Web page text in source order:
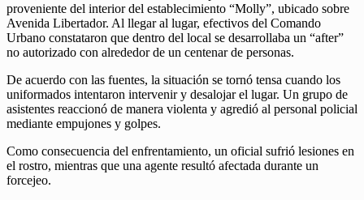
proveniente del interior del establecimiento “Molly”, ubicado sobre
Avenida Libertador. Al llegar al lugar, efectivos del Comando
Urbano constataron que dentro del local se desarrollaba un “after”
no autorizado con alrededor de un centenar de personas.
De acuerdo con las fuentes, la situación se tornó tensa cuando los
uniformados intentaron intervenir y desalojar el lugar. Un grupo de
asistentes reaccionó de manera violenta y agredió al personal policial
mediante empujones y golpes.
Como consecuencia del enfrentamiento, un oficial sufrió lesiones en
el rostro, mientras que una agente resultó afectada durante un
forcejeo.